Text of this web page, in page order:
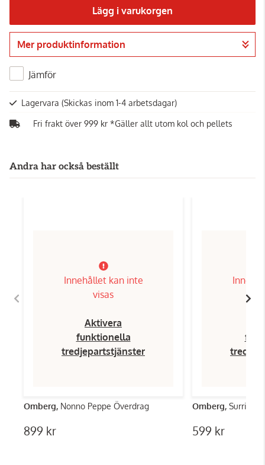
Lägg i varukorgen
Gå till kassan
Mer produktinformation
Jämför
Lagervara (Skickas inom 1-4 arbetsdagar)
Fri frakt över 999 kr *Gäller allt utom kol och pellets
Andra har också beställt
Innehållet kan inte
visas
Aktivera
funktionella
tredjepartstjänster
Omberg, Nonno Peppe Överdrag
899 kr
Omberg,
599 kr